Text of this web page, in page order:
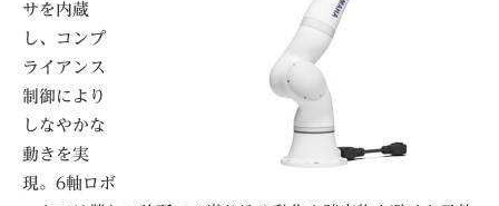
サを内蔵
し、コンプ
ライアンス
制御により
しなやかな
動きを実
現。6軸ロボ